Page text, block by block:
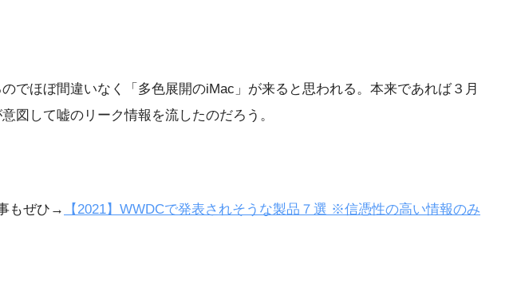
でほぼ間違いなく「多色展開のiMac」が来ると思われる。本来であれば３月
図して嘘のリーク情報を流したのだろう。
もぜひ→
【2021】WWDCで発表されそうな製品７選 ※信憑性の高い情報のみ